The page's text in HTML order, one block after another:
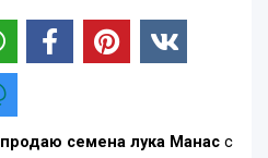
продаю семена лука Манас с